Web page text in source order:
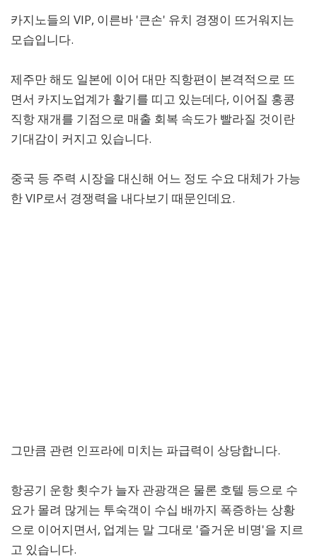
카지노들의 VIP, 이른바 '큰손' 유치 경쟁이 뜨거워지는
모습입니다.
제주만 해도 일본에 이어 대만 직항편이 본격적으로 뜨
면서 카지노업계가 활기를 띠고 있는데다, 이어질 홍콩
직항 재개를 기점으로 매출 회복 속도가 빨라질 것이란
기대감이 커지고 있습니다.
중국 등 주력 시장을 대신해 어느 정도 수요 대체가 가능
한 VIP로서 경쟁력을 내다보기 때문인데요.
그만큼 관련 인프라에 미치는 파급력이 상당합니다.
항공기 운항 횟수가 늘자 관광객은 물론 호텔 등으로 수
요가 몰려 많게는 투숙객이 수십 배까지 폭증하는 상황
으로 이어지면서, 업계는 말 그대로 '즐거운 비명'을 지르
고 있습니다.